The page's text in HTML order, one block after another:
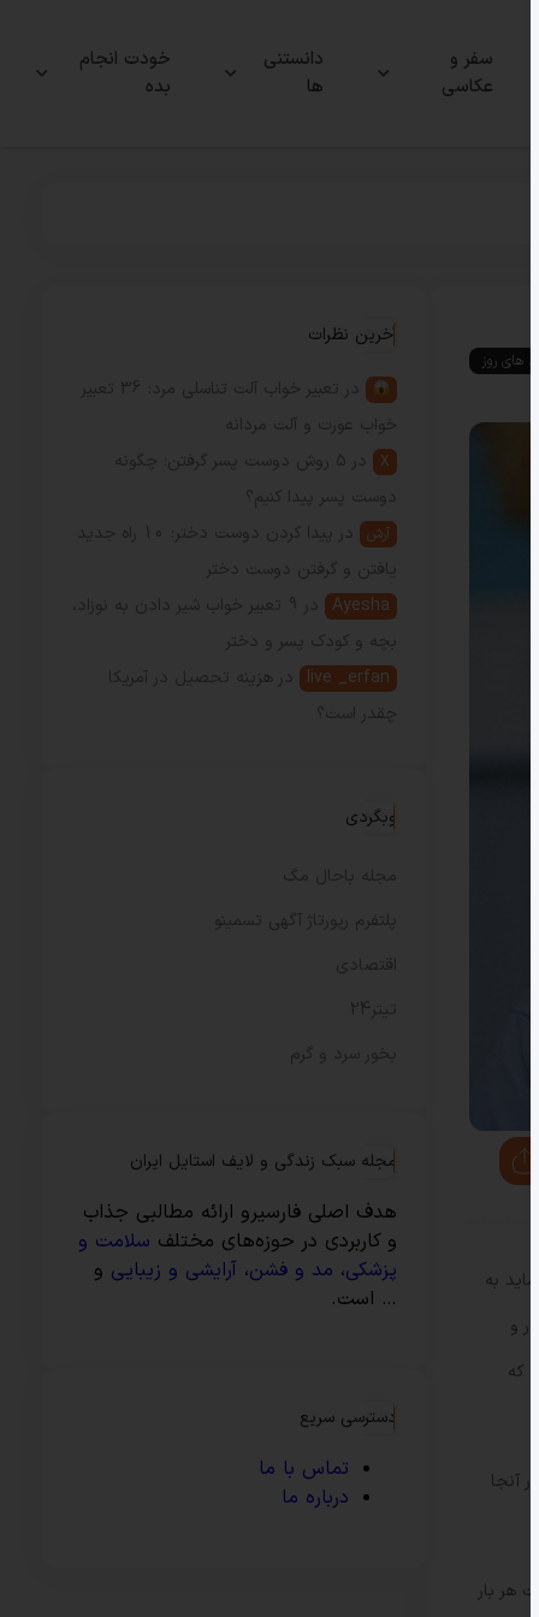
سفر و
عکاسی
دانستنی
ها
خودت انجام
بده
ترند های روز
شاید به
و
که
در آنجا
هر بار
آخرین نظرات
در
تعبیر خواب آلت تناسلی مرد: 36 تعبیر
خواب عورت و آلت مردانه
X در
5 روش دوست پسر گرفتن؛ چگونه
دوست پسر پیدا کنیم؟
آرش در
پیدا کردن دوست دختر: 10 راه جدید
یافتن و گرفتن دوست دختر
Ayesha
در
9 تعبیر خواب شیر دادن به نوزاد،
بچه و کودک پسر و دختر
live _erfan
در
هزینه تحصیل در آمریکا
چقدر است؟
وبگردی
مجله باحال مگ
پلتفرم رپورتاژ آگهی تسمینو
اقتصادی
تیتر24
بخور سرد و گرم
مجله سبک زندگی و لایف استایل ایران
هدف اصلی فارسیرو ارائه مطالبی جذاب
و کاربردی در حوزه‌های مختلف سلامت و
پزشکی، مد و فشن، آرایشی و زیبایی و
… است.
دسترسی سریع
تماس با ما
درباره ما